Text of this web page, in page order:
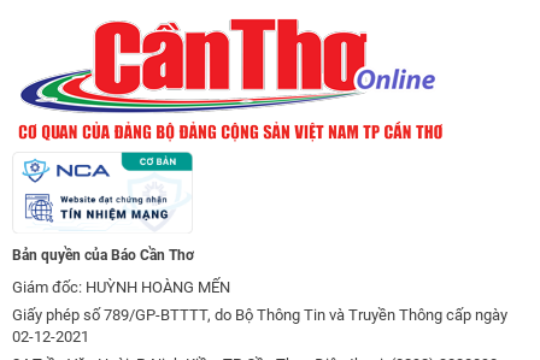
Bản quyền của Báo Cần Thơ
Giám đốc: HUỲNH HOÀNG MẾN
Giấy phép số 789/GP-BTTTT, do Bộ Thông Tin và Truyền Thông cấp ngày
02-12-2021